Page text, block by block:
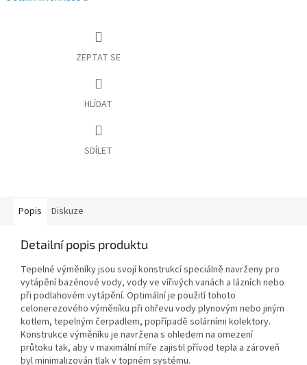
ZEPTAT SE
HLÍDAT
SDÍLET
Popis Diskuze
Detailní popis produktu
Tepelné výměníky jsou svojí konstrukcí speciálně navrženy pro
vytápění bazénové vody, vody ve vířivých vanách a lázních nebo
při podlahovém vytápění. Optimální je použití tohoto
celonerezového výměníku při ohřevu vody plynovým nebo jiným
kotlem, tepelným čerpadlem, popřípadě solárními kolektory.
Konstrukce výměníku je navržena s ohledem na omezení
průtoku tak, aby v maximální míře zajistil přívod tepla a zároveň
byl minimalizován tlak v topném systému.